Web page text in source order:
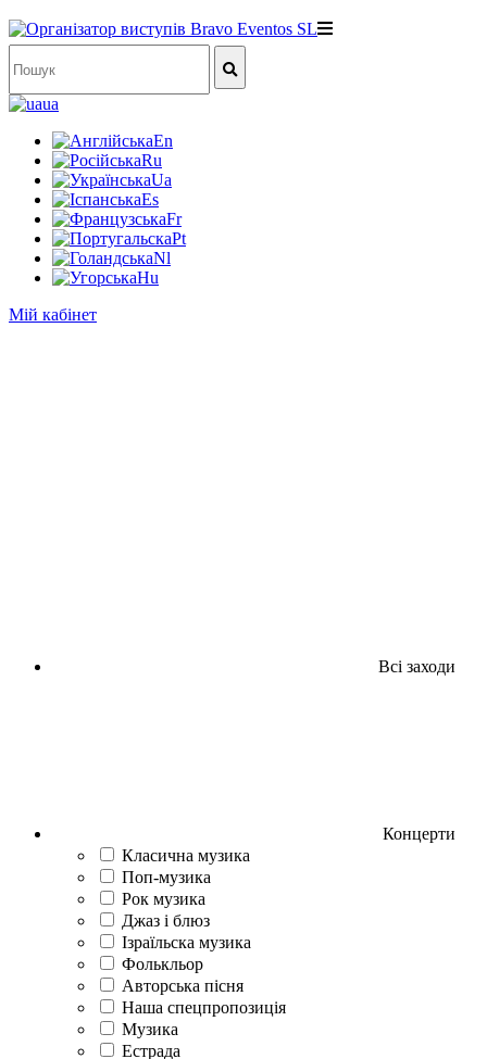
ua
En
Ru
Ua
Es
Fr
Pt
Nl
Hu
Мій кабінет
Всі заходи
Концерти
Класична музика
Поп-музика
Рок музика
Джаз і блюз
Ізраїльска музика
Фолькльор
Авторська пісня
Наша спецпропозиція
Музика
Естрада